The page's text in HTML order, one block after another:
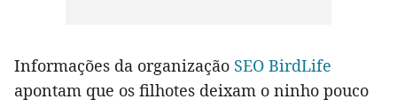
Informações da organização SEO BirdLife
apontam que os filhotes deixam o ninho pouco